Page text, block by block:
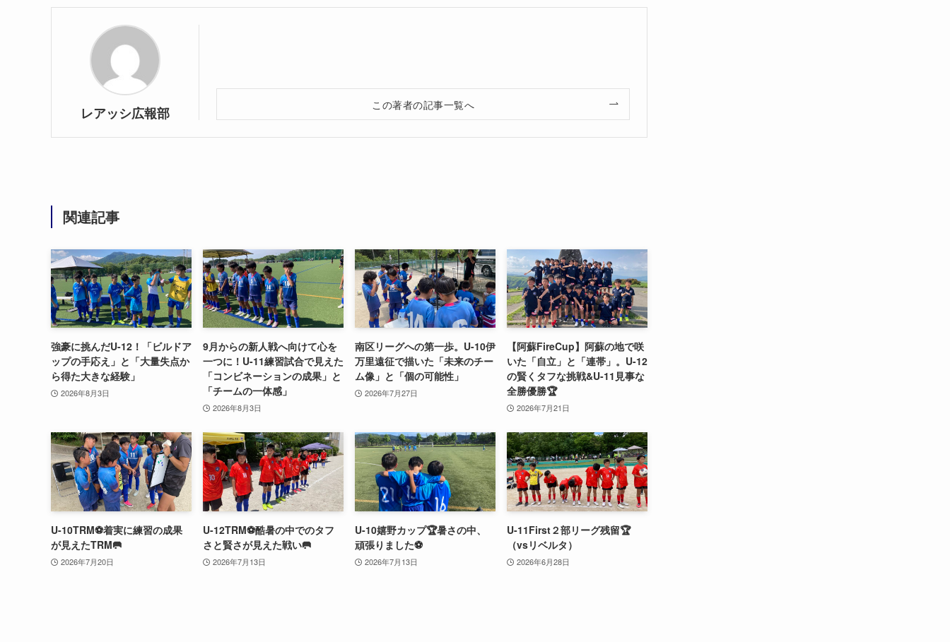
レアッシ広報部 この著者の記事一覧へ
関連記事
強豪に挑んだU-12！「ビルドア
ップの手応え」と「大量失点か
ら得た大きな経験」
2026年8月3日
9月からの新人戦へ向けて心を
一つに！U-11練習試合で見えた
「コンビネーションの成果」と
「チームの一体感」
2026年8月3日
南区リーグへの第一歩。U-10伊
万里遠征で描いた「未来のチー
ム像」と「個の可能性」
2026年7月27日
【阿蘇FireCup】阿蘇の地で咲
いた「自立」と「連帯」。U-12
の賢くタフな挑戦&U-11見事な
全勝優勝🏆
2026年7月21日
U-10TRM⚽️着実に練習の成果
が見えたTRM🥅
2026年7月20日
U-12TRM⚽️酷暑の中でのタフ
さと賢さが見えた戦い🥅
2026年7月13日
U-10嬉野カップ🏆暑さの中、
頑張りました⚽️
2026年7月13日
U-11First２部リーグ残留🏆
（vsリベルタ）
2026年6月28日